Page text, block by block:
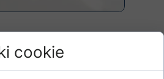
Ministra
rozporządzenie
cookie